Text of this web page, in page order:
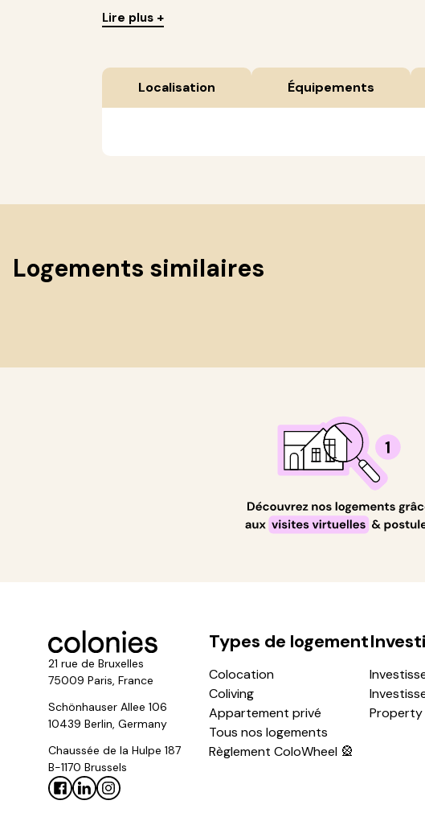
Lire plus +
Localisation Équipements
Logements similaires
21 rue de Bruxelles
75009 Paris, France
Schönhauser Allee 106
10439 Berlin, Germany
Chaussée de la Hulpe 187
B-1170 Brussels
Types de logement
Colocation
Coliving
Appartement privé
Tous nos logements
Règlement ColoWheel 🎡
Property